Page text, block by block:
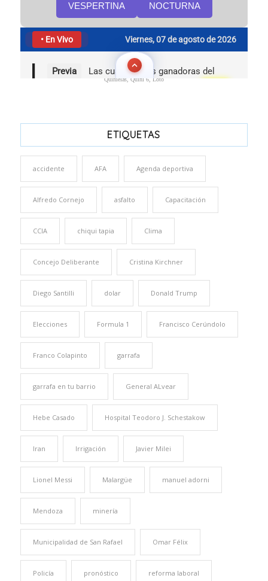
Quinielas, Quini 6, Loto
ETIQUETAS
accidente AFA Agenda deportiva
Alfredo Cornejo asfalto Capacitación
CCIA chiqui tapia Clima
Concejo Deliberante Cristina Kirchner
Diego Santilli dolar Donald Trump
Elecciones Formula 1 Francisco Cerúndolo
Franco Colapinto garrafa
garrafa en tu barrio General ALvear
Hebe Casado Hospital Teodoro J. Schestakow
Iran Irrigación Javier Milei
Lionel Messi Malargüe manuel adorni
Mendoza minería
Municipalidad de San Rafael Omar Félix
Policía pronóstico reforma laboral